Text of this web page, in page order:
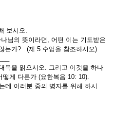
보시오.
님의 뜻이라면, 어떤 이는 기도받은
가? (제 5 수업을 참조하시오)
목을 읽으시오. 그리고 이것을 하나
다른가 (요한복음 10: 10).
데 여러분 중의 병자를 위해 하시